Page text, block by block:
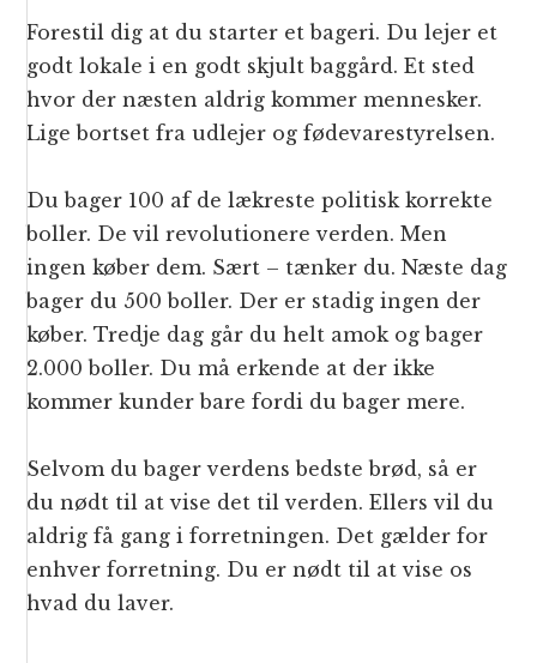
Forestil dig at du starter et bageri. Du lejer et
godt lokale i en godt skjult baggård. Et sted
hvor der næsten aldrig kommer mennesker.
Lige bortset fra udlejer og fødevarestyrelsen.
Du bager 100 af de lækreste politisk korrekte
boller. De vil revolutionere verden. Men
ingen køber dem. Sært – tænker du. Næste dag
bager du 500 boller. Der er stadig ingen der
køber. Tredje dag går du helt amok og bager
2.000 boller. Du må erkende at der ikke
kommer kunder bare fordi du bager mere.
Selvom du bager verdens bedste brød, så er
du nødt til at vise det til verden. Ellers vil du
aldrig få gang i forretningen. Det gælder for
enhver forretning. Du er nødt til at vise os
hvad du laver.